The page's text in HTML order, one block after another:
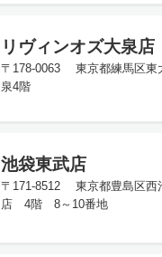
リヴィンオズ大泉店
〒178-0063 東京都練馬区東
泉4階
池袋東武店
〒171-8512 東京都豊島区西
店 4階 8～10番地